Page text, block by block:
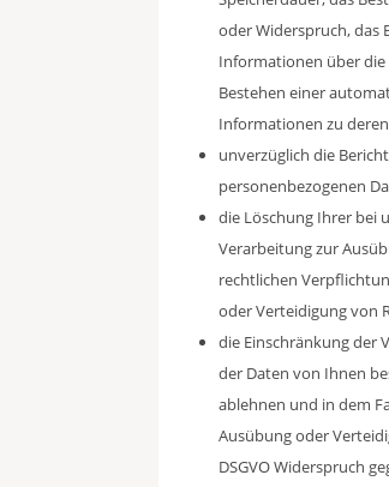
oder Widerspruch, das
Informationen über die
Bestehen einer
Informationen zu deren
unverzüglich die
personenbezogenen
die Löschung Ihrer bei
Verarbeitung zur
rechtlichen
oder Verteidigung von
die Einschränkung der
der Daten von Ihnen
ablehnen und in dem
Ausübung oder
DSGVO Widerspruch